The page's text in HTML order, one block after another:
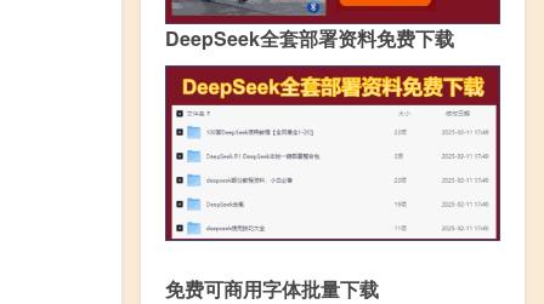
DeepSeek全套部署资料免费下载
免费可商用字体批量下载